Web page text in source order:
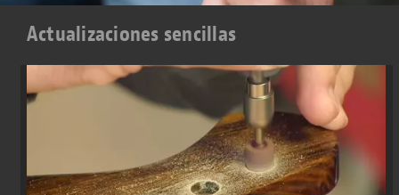
Actualizaciones sencillas